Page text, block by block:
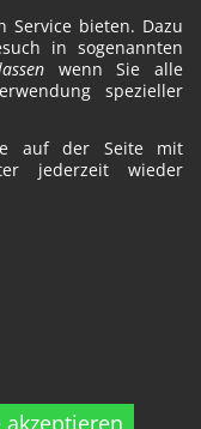
Service bieten. Dazu
in sogenannten
wenn Sie alle
spezieller
auf der Seite mit
jederzeit wieder
akzeptieren